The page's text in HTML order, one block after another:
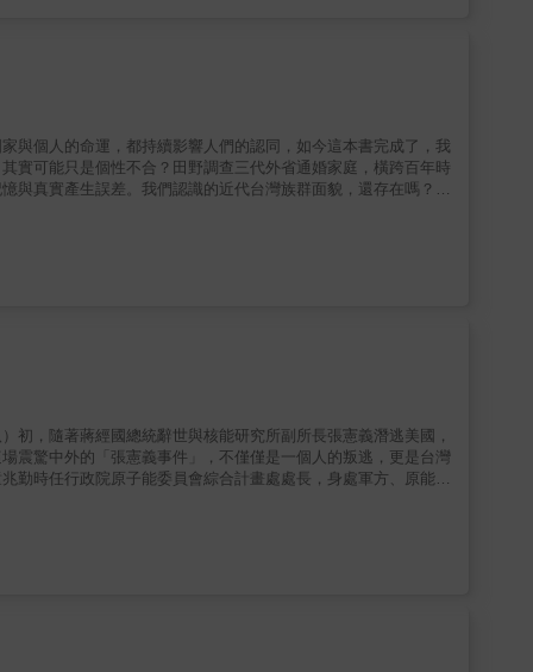
至加深對立的原因。這本書提醒我們，理解彼此與修復歷史，是
者，在探討外省人認同與族群文化衝突的研究過程中，覺察連
一時代台灣社會的族群融合。
與個人的命運，都持續影響人們的認同，如今這本書完成了，我
實可能只是個性不合？田野調查三代外省通婚家庭，橫跨百年時
與真實產生誤差。我們認識的近代台灣族群面貌，還存在嗎？在
新的反思。作者指出，「外省人」並非單一群體，而是在不同遷
深淺。第一代外省人心繫原鄉，後代則在台灣重構自我，他們的
至加深對立的原因。這本書提醒我們，理解彼此與修復歷史，是
者，在探討外省人認同與族群文化衝突的研究過程中，覺察連
一時代台灣社會的族群融合。
初，隨著蔣經國總統辭世與核能研究所副所長張憲義潛逃美國，
震驚中外的「張憲義事件」，不僅僅是一個人的叛逃，更是台灣
勤時任行政院原子能委員會綜合計畫處處長，身處軍方、原能
「不平等條約」與突擊檢查，徹底閹割台灣的核能自主能力。●
段不應隨人逝而消失的泡沫歷史重見天光，提供後世一個回看國
步步進逼？●如果你想理解： 張憲義叛逃背後，隱藏著怎樣的人
不敢翻開的牌」。這不只是一本書，它是台灣核能史上最沉